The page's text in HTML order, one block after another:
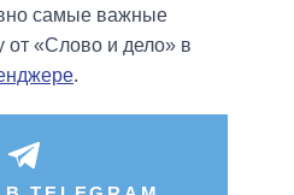
самые важные
от «Слово и дело» в
.